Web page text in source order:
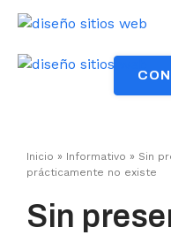
Inicio » Informativo » Sin
prácticamente no existe
Sin